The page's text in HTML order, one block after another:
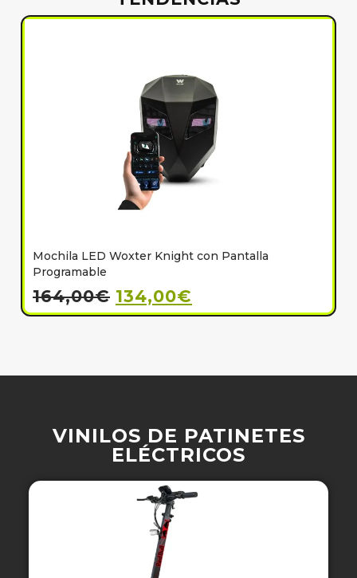
Mochila LED Woxter Knight con Pantalla
Programable
164,00€ 134,00€
VINILOS DE PATINETES
ELÉCTRICOS